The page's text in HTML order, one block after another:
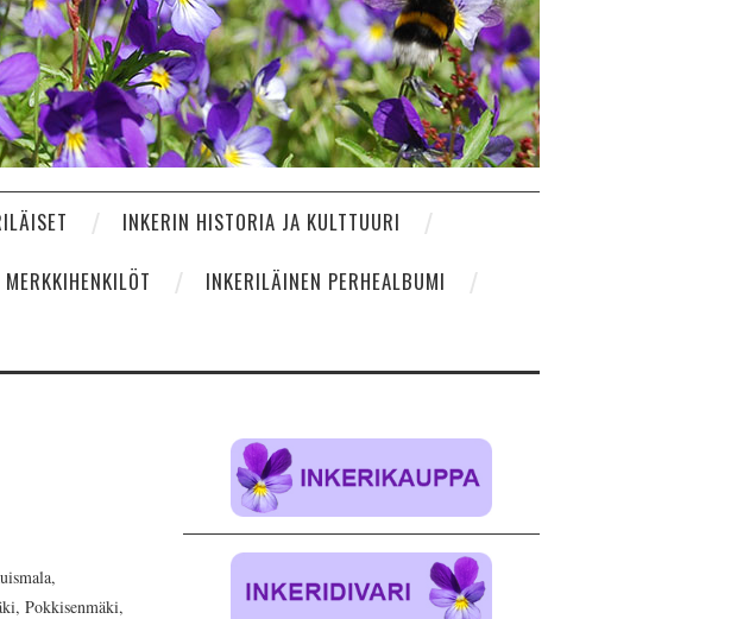
INKERIN HISTORIA JA KULTTUURI
MERKKIHENKILÖT
INKERILÄINEN PERHEALBUMI
Pokkisenmäki,